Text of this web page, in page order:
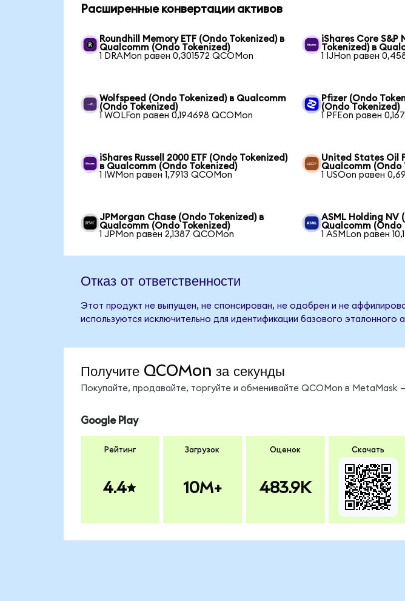
Расширенные конвертации активов
Roundhill Memory ETF (Ondo Tokenized) в
Qualcomm (Ondo Tokenized)
1 DRAMon равен 0,301572 QCOMon
iShares Core S&P
Tokenized) в
1 IJHon равен
Wolfspeed (Ondo Tokenized) в Qualcomm
(Ondo Tokenized)
1 WOLFon равен 0,194698 QCOMon
Pfizer (Ondo
(Ondo Tokenized)
1 PFEon равен
iShares Russell 2000 ETF (Ondo Tokenized)
в Qualcomm (Ondo Tokenized)
1 IWMon равен 1,7913 QCOMon
United States Oil
Qualcomm (Ondo
1 USOon равен
JPMorgan Chase (Ondo Tokenized) в
Qualcomm (Ondo Tokenized)
1 JPMon равен 2,1387 QCOMon
ASML Holding NV
Qualcomm (Ondo
1 ASMLon равен
Отказ от ответственности
Этот продукт не выпущен, не спонсирован, не одобрен и не
используются исключительно для идентификации базового эталонного
Получите QCOMon за секунды
Покупайте, продавайте, торгуйте и обменивайте QCOMon в
Google Play
Рейтинг
4.4
Загрузок
10M+
Оценок
483.9K
Скачать